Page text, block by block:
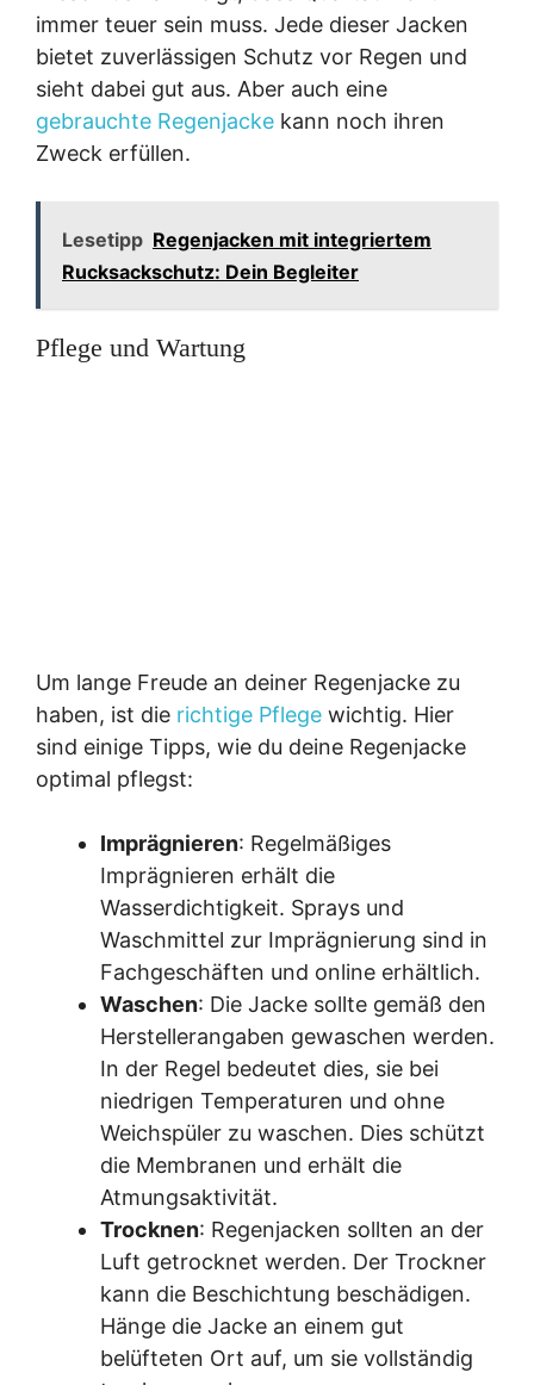
immer teuer sein muss. Jede dieser Jacken
bietet zuverlässigen Schutz vor Regen und
sieht dabei gut aus. Aber auch eine
gebrauchte Regenjacke kann noch ihren
Zweck erfüllen.
Lesetipp Regenjacken mit integriertem
Rucksackschutz: Dein Begleiter
Pflege und Wartung
Um lange Freude an deiner Regenjacke zu
haben, ist die richtige Pflege wichtig. Hier
sind einige Tipps, wie du deine Regenjacke
optimal pflegst:
Imprägnieren: Regelmäßiges
Imprägnieren erhält die
Wasserdichtigkeit. Sprays und
Waschmittel zur Imprägnierung sind in
Fachgeschäften und online erhältlich.
Waschen: Die Jacke sollte gemäß den
Herstellerangaben gewaschen werden.
In der Regel bedeutet dies, sie bei
niedrigen Temperaturen und ohne
Weichspüler zu waschen. Dies schützt
die Membranen und erhält die
Atmungsaktivität.
Trocknen: Regenjacken sollten an der
Luft getrocknet werden. Der Trockner
kann die Beschichtung beschädigen.
Hänge die Jacke an einem gut
belüfteten Ort auf, um sie vollständig